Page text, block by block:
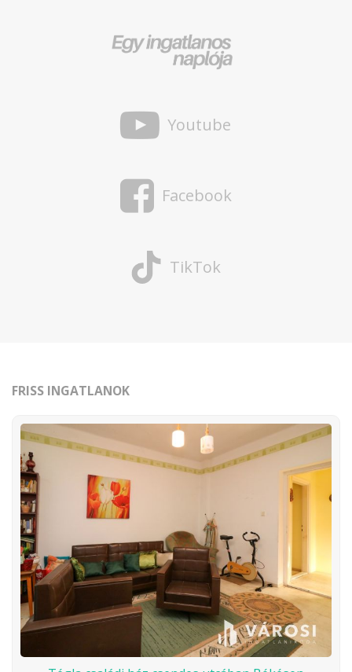
Youtube
Facebook
TikTok
FRISS INGATLANOK